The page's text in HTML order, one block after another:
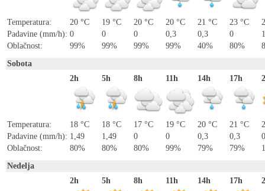
Temperatura:
20 °C
Padavine (mm/h): 0
Oblačnost:
99%
19 °C
0
99%
20 °C
0
99%
20 °C
0,3
99%
21 °C
0,3
40%
23 °C
0
80%
Sobota
2h
Temperatura:
18 °C
Padavine (mm/h): 1,49
Oblačnost:
80%
5h
18 °C
1,49
80%
8h
17 °C
0
80%
11h
19 °C
0
99%
14h
20 °C
0,3
79%
17h
21 °C
0,3
79%
0
Nedelja
2h
5h 8h 11h 14h 17h